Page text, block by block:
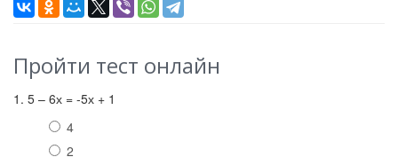
Пройти тест онлайн
1. 5 – 6х = -5х + 1
4
2